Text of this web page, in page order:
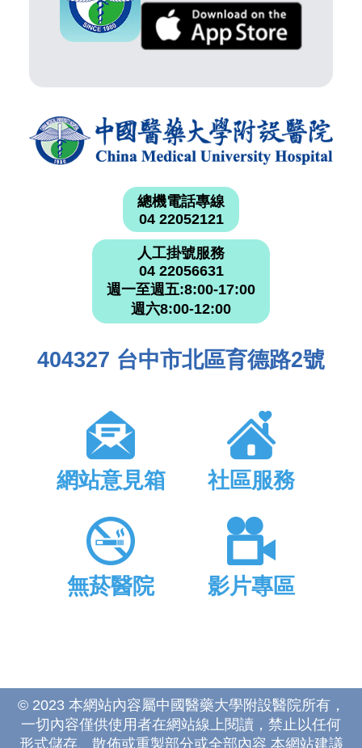
總機電話專線
04 22052121
人工掛號服務
04 22056631
週一至週五:8:00-17:00
週六8:00-12:00
404327 台中市北區育德路2號
網站意見箱 社區服務
無菸醫院 影片專區
© 2023 本網站內容屬中國醫藥大學附設醫院所有，
一切內容僅供使用者在網站線上閱讀，禁止以任何
形式儲存、散佈或重製部分或全部內容 本網站建議